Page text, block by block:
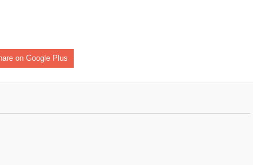
δημοτικών εκλογών που έλαβαν χώρα την 8η Οκτωβρίου
on Google Plus